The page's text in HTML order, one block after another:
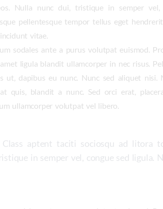
Nulla nunc dui, tristique in semper
pellentesque tempor tellus eget
vitae.
sodales ante a purus volutpat euismod.
ligula blandit ullamcorper in nec risus.
ut, dapibus eu nunc. Nunc sed aliquet nisi.
quis, blandit a nunc. Sed orci erat,
ullamcorper volutpat vel libero.
Class aptent taciti sociosqu ad litora
in semper vel, congue sed ligula.